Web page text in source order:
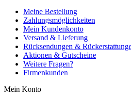
Meine Bestellung
Zahlungsmöglichkeiten
Mein Kundenkonto
Versand & Lieferung
Rücksendungen &
Aktionen & Gutscheine
Weitere Fragen?
Firmenkunden
Mein Konto